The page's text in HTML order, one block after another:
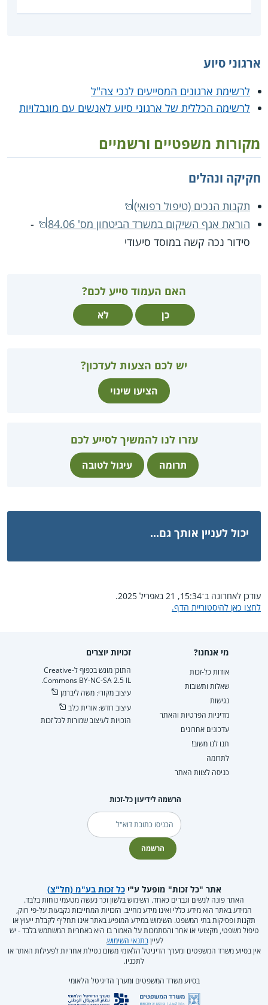
ארגוני סיוע
לרשימת ארגונים המסייעים לנכי צה"ל
לרשימה הכללית של ארגוני סיוע לאנשים עם מוגבלויות
מקורות משפטיים ורשמיים
חקיקה ונהלים
תקנות הנכים (טיפול רפואי)
הוראת אגף השיקום במשרד הביטחון מס' 84.06
-
סידור נכה קשה במוסד סיעודי
האם העמוד סייע לכם?
כן לא
יש לכם הצעות לעדכון?
הציעו שינוי
עזרו לנו להמשיך לסייע לכם
תרומה עיגול לטובה
יכול לעניין אותך גם...
עודכן לאחרונה ב־15:34, 21 באפריל 2025.
לחצו כאן להיסטוריית הדף.
מי אנחנו?
אודות כל-זכות
שאלות ותשובות
נגישות
מדיניות הפרטיות והאתר
עדכונים אחרונים
תנו לנו משוב!
לתרומה
כניסה לצוות האתר
זכויות יוצרים
התוכן מוגש בכפוף ל-Creative
Commons BY-NC-SA 2.5 IL.
עיצוב מקורי: משה ליברמן
עיצוב חדש: אורית כלב
הזכויות לעיצוב שמורות לכל זכות
הרשמה לידיעון כל-זכות
דוא"ל
הרשמה
אתר "כל זכות" מופעל ע"יכל זכות בע"מ (חל"צ)
האתר פונה לנשים וגברים כאחד. השימוש בלשון זכר נעשה מטעמי נוחות בלבד.
המידע באתר הוא מידע כללי ואינו מידע מחייב. הזכויות המחייבות נקבעות על-פי חוק,
תקנות ופסיקות בתי המשפט. השימוש במידע המופיע באתר אינו תחליף לקבלת ייעוץ או
טיפול משפטי, מקצועי או אחר והסתמכות על האמור בו היא באחריות המשתמש בלבד - יש
לעייןבתנאי השימוש.
אין בסיוע משרד המשפטים ומערך הדיגיטל הלאומי משום נטילת אחריות לפעילות האתר או
לתכניו.
בסיוע משרד המשפטים ומערך הדיגיטל הלאומי